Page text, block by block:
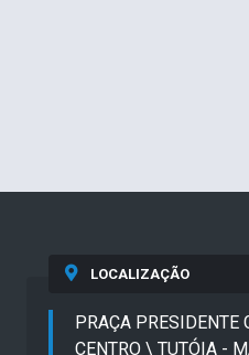
LOCALIZAÇÃO
PRAÇA PRESIDENTE
CENTRO \ TUTÓIA -